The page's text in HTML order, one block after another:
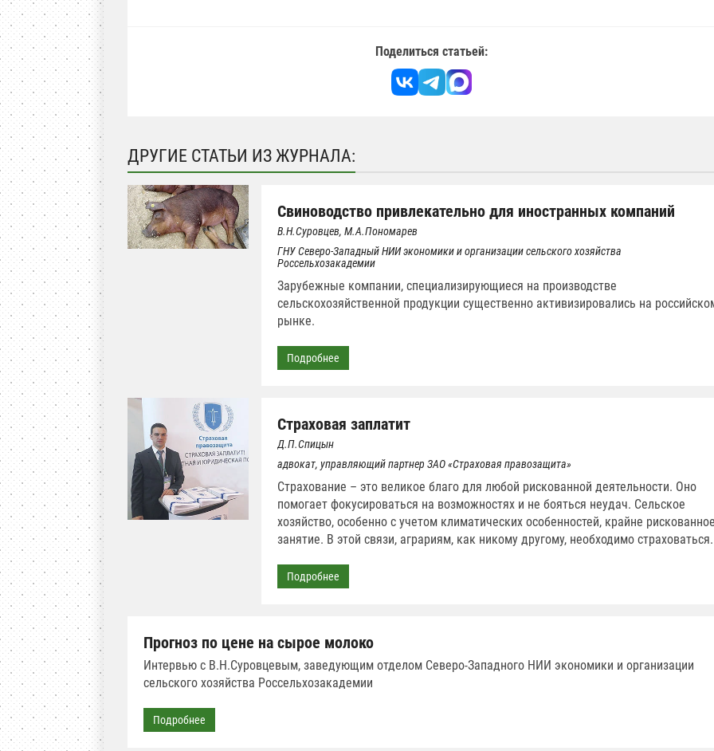
Поделиться статьей:
ДРУГИЕ СТАТЬИ ИЗ ЖУРНАЛА:
Свиноводство привлекательно для иностранных компаний
В.Н.Суровцев, М.А.Пономарев
ГНУ Северо-Западный НИИ экономики и организации сельского хозяйства
Россельхозакадемии
Зарубежные компании, специализирующиеся на производстве
сельскохозяйственной продукции существенно активизировались на
рынке.
Подробнее
Страховая заплатит
Д.П.Спицын
адвокат, управляющий партнер ЗАО «Страховая правозащита»
Страхование – это великое благо для любой рискованной деятельности. Оно
помогает фокусироваться на возможностях и не бояться неудач. Сельское
хозяйство, особенно с учетом климатических особенностей, крайне
занятие. В этой связи, аграриям, как никому другому, необходимо страховаться.
Подробнее
Прогноз по цене на сырое молоко
Интервью с В.Н.Суровцевым, заведующим отделом Северо-Западного НИИ экономики и организации
сельского хозяйства Россельхозакадемии
Подробнее